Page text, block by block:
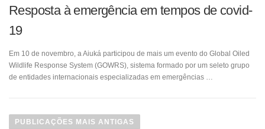
Resposta à emergência em tempos de covid-
19
Em 10 de novembro, a Aiuká participou de mais um evento do Global Oiled
Wildlife Response System (GOWRS), sistema formado por um seleto grupo
de entidades internacionais especializadas em emergências …
aPUBLICAÇÕES MAIS ANTIGAS